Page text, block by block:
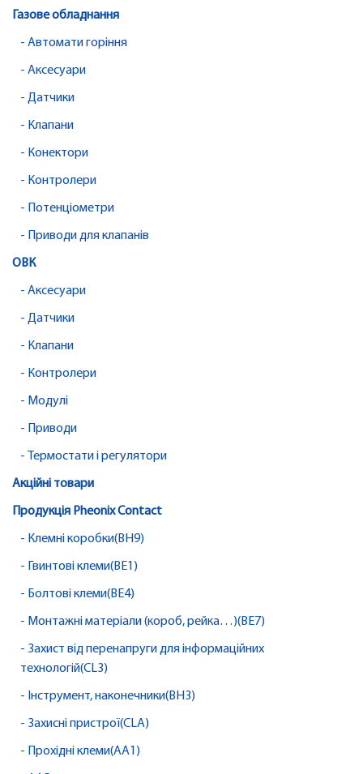
Газове обладнання
- Автомати горіння
- Аксесуари
- Датчики
- Клапани
- Конектори
- Контролери
- Потенціометри
- Приводи для клапанів
ОВК
- Аксесуари
- Датчики
- Клапани
- Контролери
- Модулі
- Приводи
- Термостати і регулятори
Акційні товари
Продукція Pheonix Contact
- Клемні коробки(BH9)
- Гвинтові клеми(BE1)
- Болтові клеми(BE4)
- Монтажні матеріали (короб, рейка…)(BE7)
- Захист від перенапруги для інформаційних
технологій(CL3)
- Інструмент, наконечники(BH3)
- Захисні пристрої(CLA)
- Прохідні клеми(AA1)